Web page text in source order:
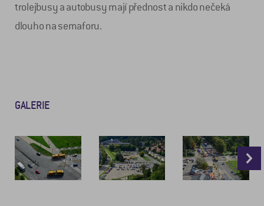
trolejbusy a autobusy mají přednost a nikdo nečeká
dlouho na semaforu.
GALERIE